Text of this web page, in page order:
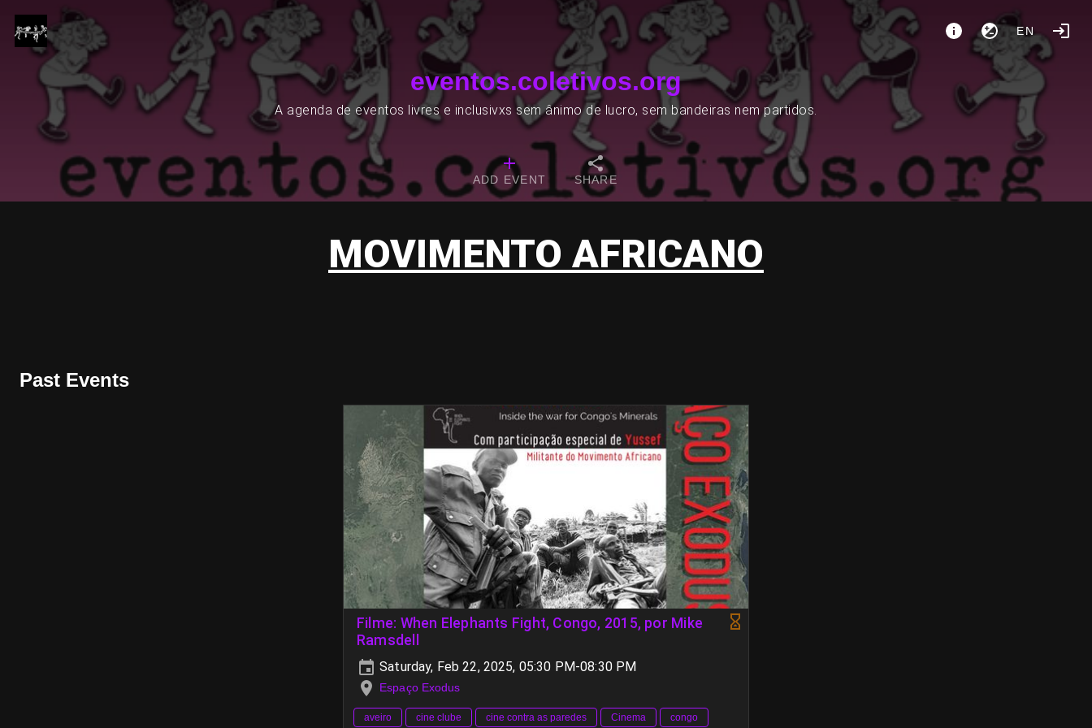
EN
eventos.coletivos.org
A agenda de eventos livres e inclusivxs sem ânimo de lucro, sem bandeiras nem partidos.
ADD EVENT SHARE
MOVIMENTO AFRICANO
Past Events
Filme: When Elephants Fight, Congo, 2015, por Mike
Ramsdell
Saturday, Feb 22, 2025, 05:30 PM-08:30 PM
Espaço Exodus
aveiro cine clube cine contra as paredes Cinema congo